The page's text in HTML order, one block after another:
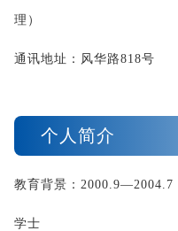
理）
通讯地址：风华路818号
个人简介
教育背景： 2000.9—2004.7
学士